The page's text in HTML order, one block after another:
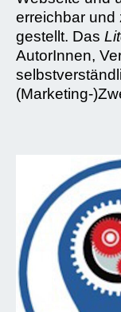
erreichbar und
gestellt. Das
AutorInnen,
(Marketing-